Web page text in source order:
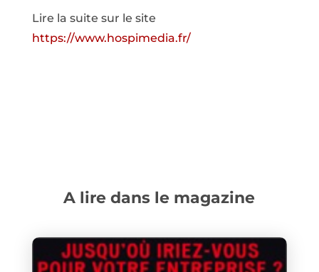
Lire la suite sur le site
https://www.hospimedia.fr/
A lire dans le magazine